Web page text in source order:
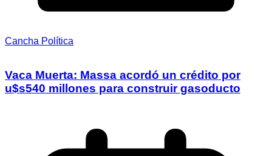
Cancha Política
Vaca Muerta: Massa acordó un crédito por
u$s540 millones para construir gasoducto